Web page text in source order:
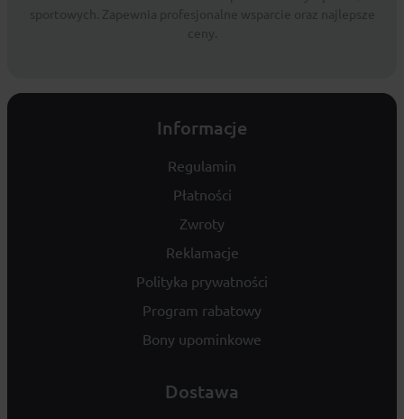
Informacje
Regulamin
Płatności
Zwroty
Reklamacje
Polityka prywatności
Program rabatowy
Bony upominkowe
Dostawa